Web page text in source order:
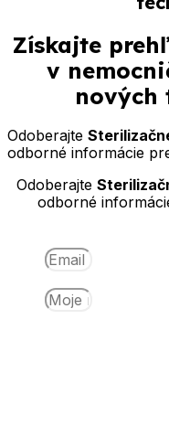
Získajte
v
nových
Odoberajte
odborné informácie
Odoberajte
odborné